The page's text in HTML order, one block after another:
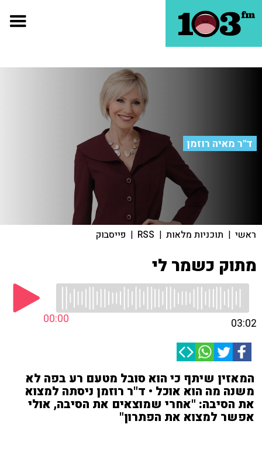
ד"ר מאיה רוזמן
ראשי | תוכניות מלאות |
RSS
| פייסבוק
מתוק כשמר לי
00:00 03:02
המאזין שיתף כי הוא סובל מטעם רע בפה לא
משנה מה הוא אוכל • ד"ר רוזמן ניסתה למצוא
את הסיבה: "אחרי שמוצאים את הסיבה, אולי
אפשר למצוא את הפתרון"